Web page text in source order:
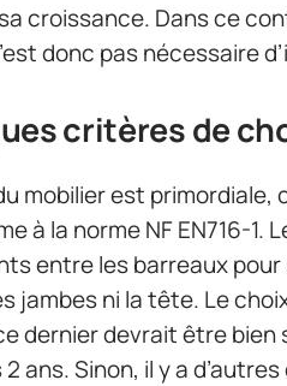
croissance. Dans ce
donc pas nécessaire
critères de
mobilier est primordiale,
à la norme NF EN716-
entre les barreaux pour
jambes ni la tête. Le
dernier devrait être bien
2 ans. Sinon, il y a